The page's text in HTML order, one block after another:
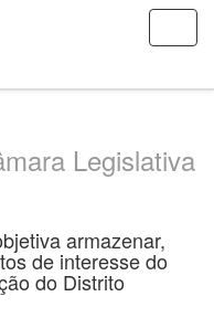
Legislativa
armazenar,
de interesse do
do Distrito